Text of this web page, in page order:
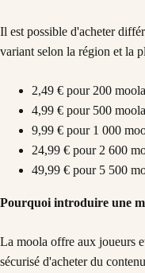
Il est possible d'acheter
variant selon la région et la
2,49 € pour 200 moola
4,99 € pour 500 moola
9,99 € pour 1 000
24,99 € pour 2 600
49,99 € pour 5 500
Pourquoi introduire une
La moola offre aux joueurs
sécurisé d'acheter du